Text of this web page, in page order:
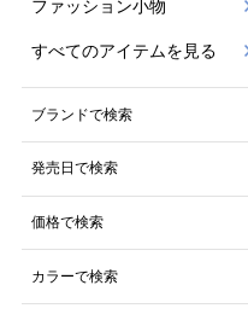
ファッション小物
すべてのアイテムを見る
ブランドで検索
発売日で検索
価格で検索
カラーで検索